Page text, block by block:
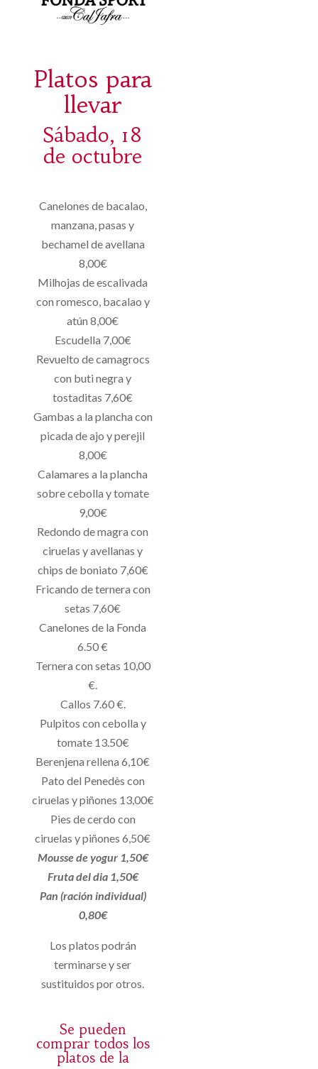
Platos para
llevar
Sábado, 18
de octubre
Canelones de bacalao,
manzana, pasas y
bechamel de avellana
8,00€
Milhojas de escalivada
con romesco, bacalao y
atún 8,00€
Escudella 7,00€
Revuelto de camagrocs
con buti negra y
tostaditas 7,60€
Gambas a la plancha con
picada de ajo y perejil
8,00€
Calamares a la plancha
sobre cebolla y tomate
9,00€
Redondo de magra con
ciruelas y avellanas y
chips de boniato 7,60€
Fricando de ternera con
setas 7,60€
Canelones de la Fonda
6.50 €
Ternera con setas 10,00
€.
Callos 7.60 €.
Pulpitos con cebolla y
tomate 13.50€
Berenjena rellena 6,10€
Pato del Penedès con
ciruelas y piñones 13,00€
Pies de cerdo con
ciruelas y piñones 6,50€
Mousse de yogur 1,50€
Fruta del dia 1,50€
Pan (ración individual)
0,80€
Los platos podrán
terminarse y ser
sustituidos por otros.
Se pueden
comprar todos los
platos de la